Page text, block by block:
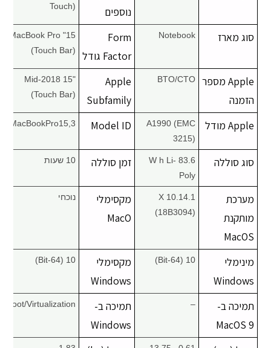
נוספים
Touch)
סוג מארז Notebook
Form
Factor גודל
15" MacBook Pro
(Touch Bar)
Apple מספר
הזמנה
BTO/CTO
Apple
Subfamily
Mid-2018 15"
(Touch Bar)
Apple מודל
A1990 (EMC
3215)
Model ID
MacBookPro15,3
סוג סוללה
83.6 W h Li-
Poly
זמן סוללה 10 שעות
מערכת
מותקנת
MacOS
X 10.14.1
(18B3094)
מקסימלי
MacO
נוכחי
מינימלי
Windows
10 (64-Bit)
מקסימלי
Windows
10 (64-Bit)
תמיכה ב-
MacOS 9
–
תמיכה ב-
Windows
Boot/Virtualization